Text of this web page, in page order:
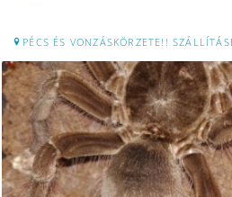
PÉCS ÉS VONZÁSKÖRZETE!!